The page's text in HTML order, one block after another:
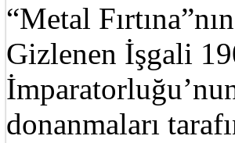
“Metal
Gizlenen İşgali
donanmaları